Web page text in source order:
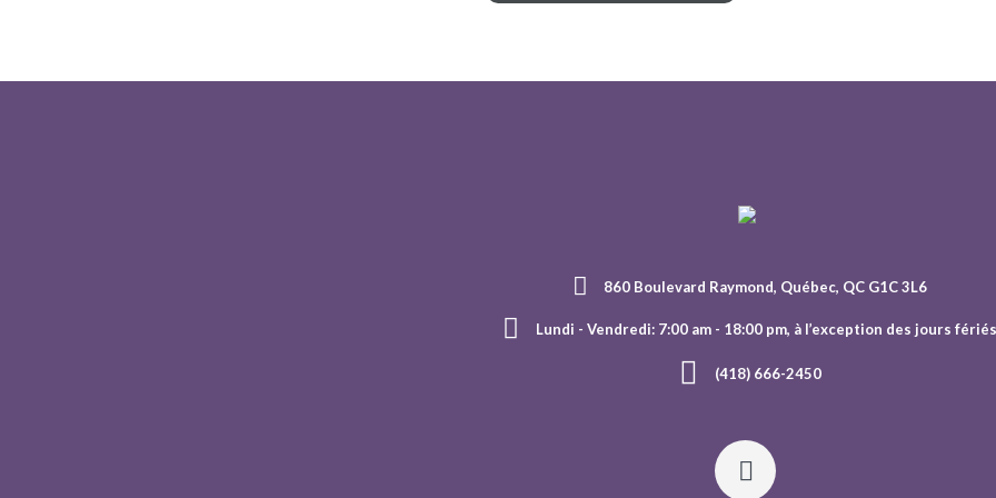
860 Boulevard Raymond, Québec, QC G1C 3L6
Lundi - Vendredi: 7:00 am - 18:00 pm, à l’exception des jours fériés
(418) 666-2450